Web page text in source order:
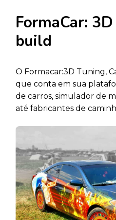
FormaCar:
build
O Formacar:3D Tuning,
que conta em sua
de carros, simulador de
até fabricantes de